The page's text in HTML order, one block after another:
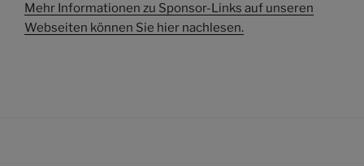
Mehr Informationen zu Sponsor-Links auf unseren
Webseiten können Sie hier nachlesen.